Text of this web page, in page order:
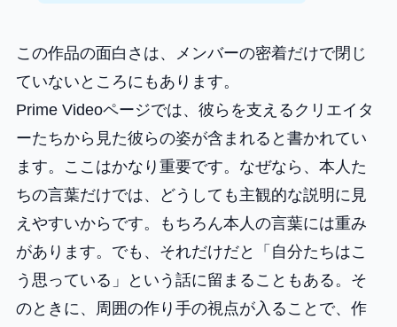
この作品の面白さは、メンバーの密着だけで閉じ
ていないところにもあります。
Prime Videoページでは、彼らを支えるクリエイタ
ーたちから見た彼らの姿が含まれると書かれてい
ます。ここはかなり重要です。なぜなら、本人た
ちの言葉だけでは、どうしても主観的な説明に見
えやすいからです。もちろん本人の言葉には重み
があります。でも、それだけだと「自分たちはこ
う思っている」という話に留まることもある。そ
のときに、周囲の作り手の視点が入ることで、作